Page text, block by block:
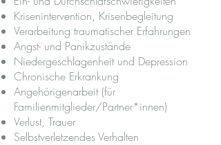
Krisenintervention, Krisenbegleitung
Verarbeitung traumatischer Erfahrungen
Angst- und Panikzustände
Niedergeschlagenheit und Depression
Chronische Erkrankung
Angehörigenarbeit (für
Familienmitglieder/Partner*innen)
Verlust, Trauer
Selbstverletzendes Verhalten